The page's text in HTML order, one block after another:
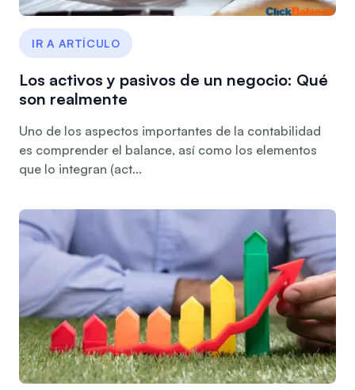
IR A ARTÍCULO
Los activos y pasivos de un negocio: Qué
son realmente
Uno de los aspectos importantes de la contabilidad
es comprender el balance, así como los elementos
que lo integran (act...